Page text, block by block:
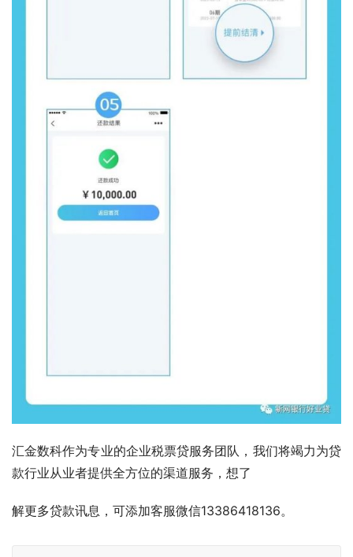
汇金数科作为专业的企业税票贷服务团队，我们将竭力为贷
款行业从业者提供全方位的渠道服务，想了
解更多贷款讯息，可添加客服微信13386418136。